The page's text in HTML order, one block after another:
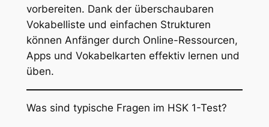
vorbereiten. Dank der überschaubaren
Vokabelliste und einfachen Strukturen
können Anfänger durch Online-Ressourcen,
Apps und Vokabelkarten effektiv lernen und
üben.
Was sind typische Fragen im HSK 1-Test?